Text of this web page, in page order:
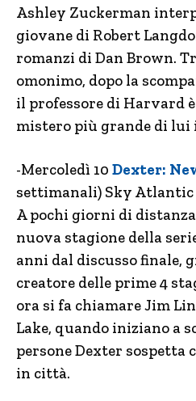
Ashley Zuckerman
giovane di Robert
romanzi di Dan Brown.
omonimo, dopo la
il professore di Harvard
mistero più grande di lui
-Mercoledì 10 Dexter:
settimanali) Sky Atlantic
A pochi giorni di
nuova stagione della
anni dal discusso finale,
creatore delle prime 4
ora si fa chiamare Jim
Lake, quando iniziano a
persone Dexter sospetta
in città.